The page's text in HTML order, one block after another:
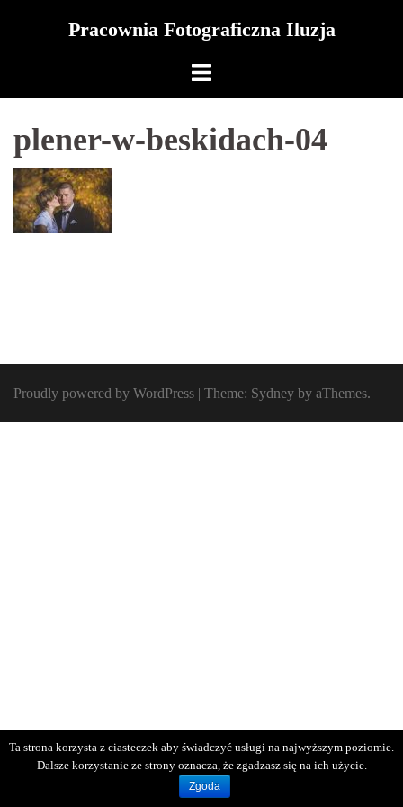
Pracownia Fotograficzna Iluzja
plener-w-beskidach-04
Proudly powered by WordPress | Theme: Sydney by aThemes.
Ta strona korzysta z ciasteczek aby świadczyć usługi na najwyższym poziomie.
Dalsze korzystanie ze strony oznacza, że zgadzasz się na ich użycie.
Zgoda